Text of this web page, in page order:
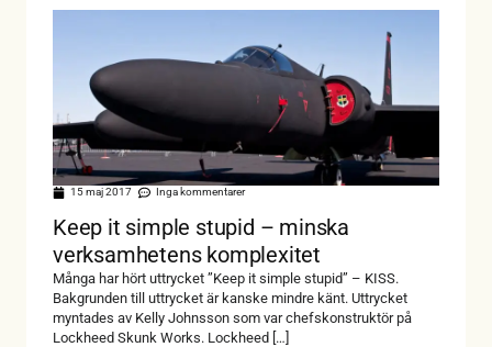
15 maj 2017 Inga kommentarer
Keep it simple stupid – minska
verksamhetens komplexitet
Många har hört uttrycket ”Keep it simple stupid” – KISS.
Bakgrunden till uttrycket är kanske mindre känt. Uttrycket
myntades av Kelly Johnsson som var chefskonstruktör på
Lockheed Skunk Works. Lockheed […]